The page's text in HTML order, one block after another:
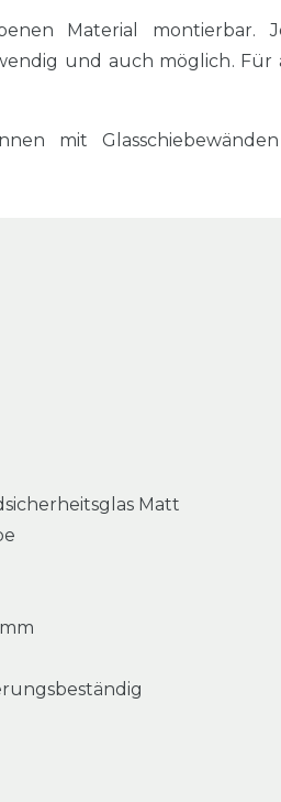
Material montierbar.
und auch möglich.
mit
Matt